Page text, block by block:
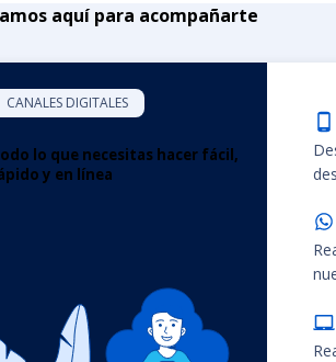
aquí para acompañarte
CANALES DIGITALES
lo que necesitas hacer fácil,
y en línea